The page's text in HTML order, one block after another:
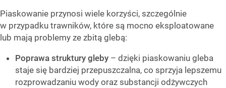
Piaskowanie przynosi wiele korzyści, szczególnie
w przypadku trawników, które są mocno eksploatowane
lub mają problemy ze zbitą glebą:
Poprawa struktury gleby – dzięki piaskowaniu gleba
staje się bardziej przepuszczalna, co sprzyja lepszemu
rozprowadzaniu wody oraz substancji odżywczych